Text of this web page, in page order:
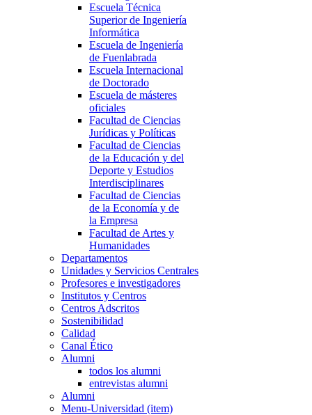
Escuela Técnica
Superior de Ingeniería
Informática
Escuela de Ingeniería
de Fuenlabrada
Escuela Internacional
de Doctorado
Escuela de másteres
oficiales
Facultad de Ciencias
Jurídicas y Políticas
Facultad de Ciencias
de la Educación y del
Deporte y Estudios
Interdisciplinares
Facultad de Ciencias
de la Economía y de
la Empresa
Facultad de Artes y
Humanidades
Departamentos
Unidades y Servicios Centrales
Profesores e investigadores
Institutos y Centros
Centros Adscritos
Sostenibilidad
Calidad
Canal Ético
Alumni
todos los alumni
entrevistas alumni
Alumni
Menu-Universidad (item)